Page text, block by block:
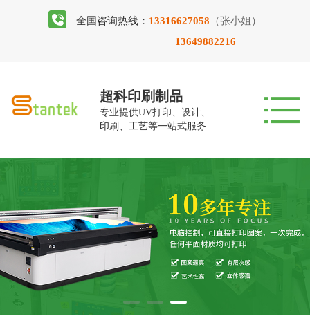
全国咨询热线： 13316627058 （张小姐）
13649882216
超科印刷制品
专业提供UV打印、设计、
印刷、工艺等一站式服务